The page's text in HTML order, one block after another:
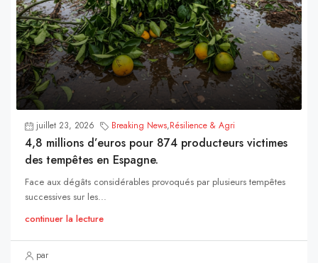
juillet 23, 2026 Breaking News,Résilience & Agri
4,8 millions d’euros pour 874 producteurs victimes
des tempêtes en Espagne.
Face aux dégâts considérables provoqués par plusieurs tempêtes
successives sur les...
continuer la lecture
par